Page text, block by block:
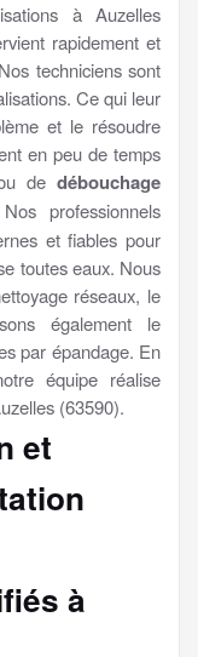
à Auzelles
rapidement et
techniciens sont
Ce qui leur
et le résoudre
en peu de temps
de débouchage
professionnels
et fiables pour
toutes eaux. Nous
réseaux, le
également le
par épandage. En
équipe réalise
(63590).
et
à